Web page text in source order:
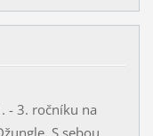
- 3. ročníku na